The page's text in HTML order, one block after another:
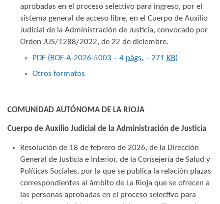
aprobadas en el proceso selectivo para ingreso, por el
sistema general de acceso libre, en el Cuerpo de Auxilio
Judicial de la Administración de Justicia, convocado por
Orden JUS/1288/2022, de 22 de diciembre.
PDF (BOE-A-2026-5003 – 4 págs. – 271 KB)
Otros formatos
COMUNIDAD AUTÓNOMA DE LA RIOJA
Cuerpo de Auxilio Judicial de la Administración de Justicia
Resolución de 18 de febrero de 2026, de la Dirección
General de Justicia e Interior, de la Consejería de Salud y
Políticas Sociales, por la que se publica la relación plazas
correspondientes al ámbito de La Rioja que se ofrecen a
las personas aprobadas en el proceso selectivo para